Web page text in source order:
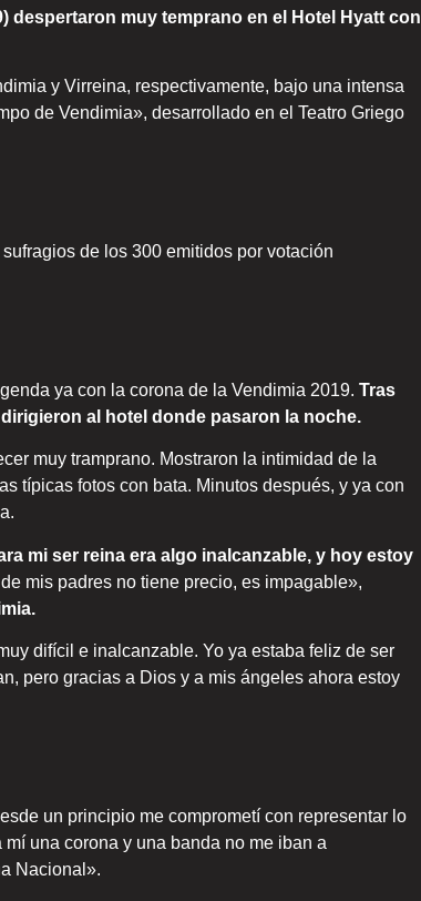
despertaron muy temprano en el Hotel Hyatt con
y Virreina, respectivamente, bajo una intensa
de Vendimia», desarrollado en el Teatro Griego
de los 300 emitidos por votación
ya con la corona de la Vendimia 2019. Tras
al hotel donde pasaron la noche.
muy tramprano. Mostraron la intimidad de la
típicas fotos con bata. Minutos después, y ya con
mi ser reina era algo inalcanzable, y hoy estoy
mis padres no tiene precio, es impagable»,
difícil e inalcanzable. Yo ya estaba feliz de ser
pero gracias a Dios y a mis ángeles ahora estoy
un principio me comprometí con representar lo
una corona y una banda no me iban a
Nacional».